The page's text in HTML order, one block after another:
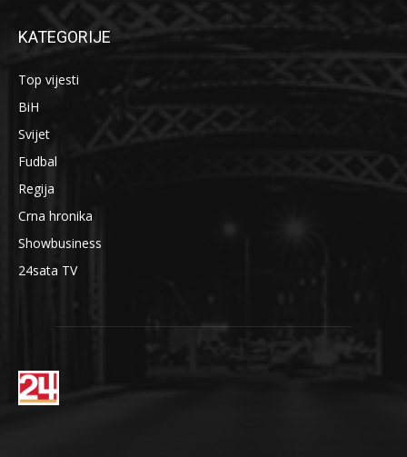
KATEGORIJE
Top vijesti
BiH
Svijet
Fudbal
Regija
Crna hronika
Showbusiness
24sata TV